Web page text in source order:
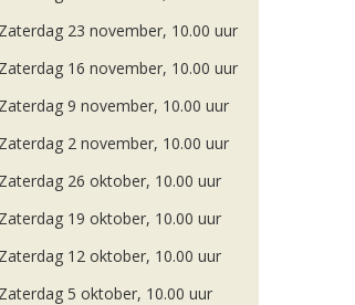
Zaterdag 23 november, 10.00 uur
Zaterdag 16 november, 10.00 uur
Zaterdag 9 november, 10.00 uur
Zaterdag 2 november, 10.00 uur
Zaterdag 26 oktober, 10.00 uur
Zaterdag 19 oktober, 10.00 uur
Zaterdag 12 oktober, 10.00 uur
Zaterdag 5 oktober, 10.00 uur